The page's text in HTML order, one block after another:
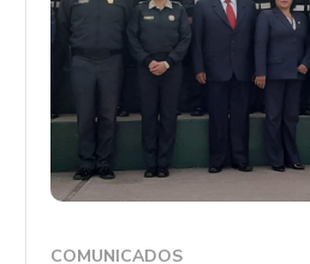
COMUNICADOS